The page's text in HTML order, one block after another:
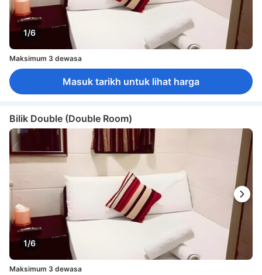
1/6
Maksimum 3 dewasa
Masuk tarikh untuk lihat harga
Bilik Double (Double Room)
1/6
Maksimum 3 dewasa